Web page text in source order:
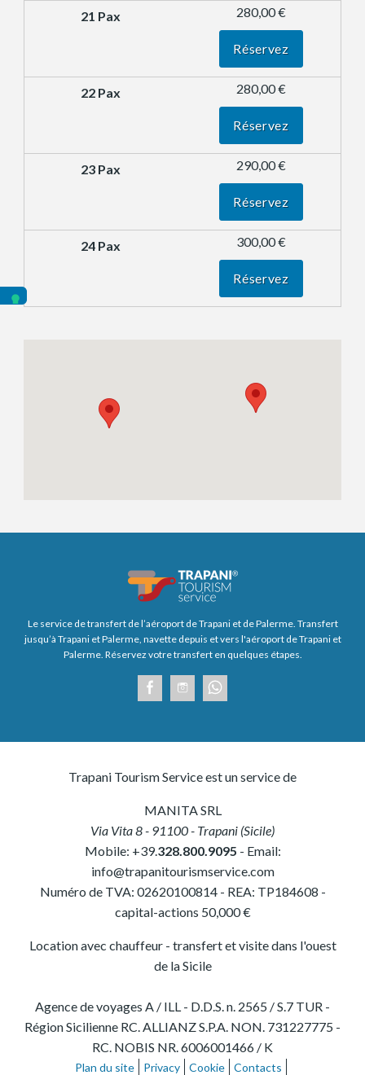
280,00 €
Réservez
280,00 €
Réservez
290,00 €
Réservez
300,00 €
Réservez
Le service de transfert de l’aéroport de Trapani et de Palerme. Transfert
jusqu’à Trapani et Palerme, navette depuis et vers l'aéroport de Trapani et
Palerme. Réservez votre transfert en quelques étapes.
Trapani Tourism Service est un service de
MANITA SRL
Via Vita 8- 91100- Trapani (Sicile)
Mobile: +39.328.800.9095 - Email:
info@trapanitourismservice.com
Numéro de TVA: 02620100814- REA: TP184608 -
capital-actions 50,000 €
Location avec chauffeur - transfert et visite dans l'ouest
de la Sicile
Agence de voyages A / ILL - D.D.S. n. 2565 / S.7 TUR -
Région Sicilienne RC. ALLIANZ S.P.A. NON. 731227775 -
RC. NOBIS NR. 6006001466 / K
Plan du site Privacy Cookie Contacts